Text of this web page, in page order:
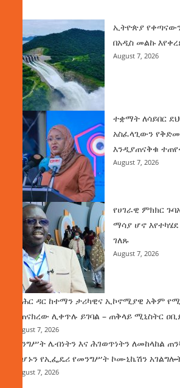
ኢትዮጵያ
በአዲስ መልኩ
August 7, 2026
ተቋማት ለሳይበር
አስፈላጊውን
እንዲያጠናቅቁ
August 7, 2026
የሀገራዊ ምክክር
ማሳያ ሆኖ
ገለጹ
August 7, 2026
የባሕር ዳር ከተማን ታሪካዊና ኢኮኖሚያዊ አቅም
ተጠናክረው ሊቀጥሉ ይገባል – ጠቅላይ ሚኒስትር
August 7, 2026
መንግሥት ሌብነትን እና ሕገወጥነትን ለመከላከል
መሆኑን የኢፌዴሪ የመንግሥት ኮሙኒኬሽን
August 7, 2026